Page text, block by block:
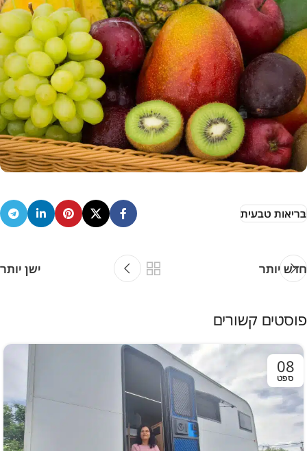
בריאות טבעית
חדש יותר ישן יותר
פוסטים קשורים
08
ספט